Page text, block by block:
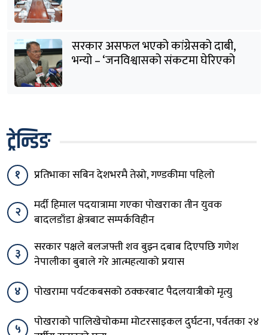
सरकार असफल भएको कांग्रेसको दाबी,
भन्यो – ‘जनविश्वासको संकटमा घेरिएको
ट्रेन्डिङ
१ प्रतिभाका सबिन देशभरमै तेस्रो, गण्डकीमा पहिलो
२
मर्दी हिमाल पदयात्रामा गएका पोखराका तीन युवक
बादलडाँडा क्षेत्रबाट सम्पर्कविहीन
३
सरकार पक्षले बलजफ्ती शव बुझ्न दबाब दिएपछि गणेश
नेपालीका बुबाले गरे आत्महत्याको प्रयास
४
पोखरामा पर्यटकबसको ठक्करबाट पैदलयात्रीको मृत्यु
५
पोखराको पालिखेचोकमा मोटरसाइकल दुर्घटना, पर्वतका २४